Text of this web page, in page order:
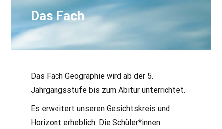
Das Fach
Das Fach Geographie wird ab der 5.
Jahrgangsstufe bis zum Abitur unterrichtet.
Es erweitert unseren Gesichtskreis und
Horizont erheblich. Die Schüler*innen